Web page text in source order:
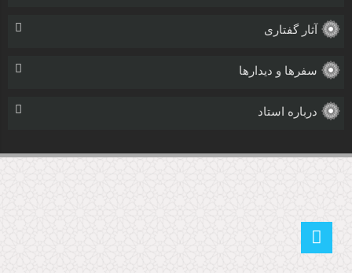
آثار گفتاری
سفرها و دیدارها
درباره استاد